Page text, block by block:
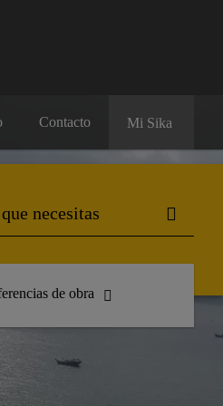
Contacto Mi Sika
de obra